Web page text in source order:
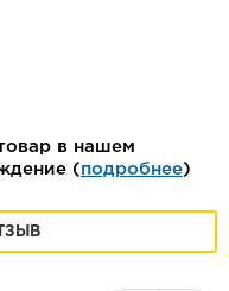
в нашем
(подробнее)